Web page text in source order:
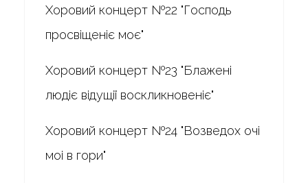
Хоровий концерт №22 "Господь
просвіщеніє моє"
Хоровий концерт №23 "Блажені
людіє відущії воскликновеніє"
Хоровий концерт №24 "Возведох очі
моі в гори"